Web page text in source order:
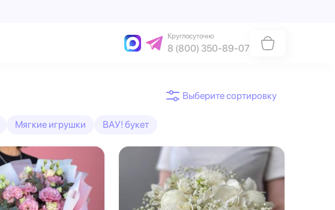
Круглосуточно
8 (800) 350-89-07
Мягкие игрушки ВАУ! букет